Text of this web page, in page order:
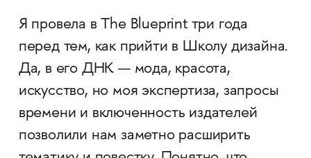
Я провела в The Blueprint три года
перед тем, как прийти в Школу дизайна.
Да, в его ДНК — мода, красота,
искусство, но моя экспертиза, запросы
времени и включенность издателей
позволили нам заметно расширить